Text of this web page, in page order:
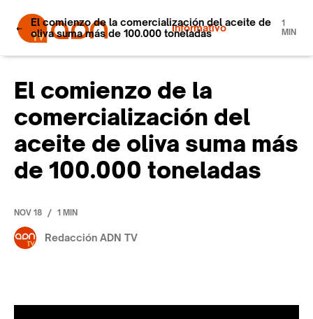
Informativo
El comienzo de la comercialización del aceite de
oliva suma más de 100.000 toneladas
1
MIN
El comienzo de la
comercialización del
aceite de oliva suma más
de 100.000 toneladas
NOV 18 / 1 MIN
Redacción ADN TV